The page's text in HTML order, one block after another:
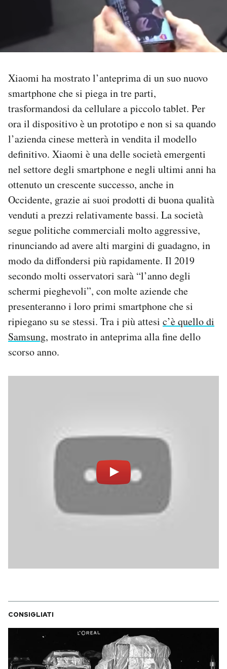
NEWSLETTER
SHOP
CALENDARIO
AREA PERSONALE
Newsletter
Notifiche mobile
Regala il Post
Hai bisogno di aiuto?
Esci
Xiaomi ha mostrato l’anteprima di un suo nuovo
smartphone che si piega in tre parti,
trasformandosi da cellulare a piccolo tablet. Per
ora il dispositivo è un prototipo e non si sa quando
l’azienda cinese metterà in vendita il modello
definitivo. Xiaomi è una delle società emergenti
nel settore degli smartphone e negli ultimi anni ha
ottenuto un crescente successo, anche in
Occidente, grazie ai suoi prodotti di buona qualità
venduti a prezzi relativamente bassi. La società
segue politiche commerciali molto aggressive,
rinunciando ad avere alti margini di guadagno, in
modo da diffondersi più rapidamente. Il 2019
secondo molti osservatori sarà “l’anno degli
schermi pieghevoli”, con molte aziende che
presenteranno i loro primi smartphone che si
ripiegano su se stessi. Tra i più attesi c’è quello di
Samsung, mostrato in anteprima alla fine dello
scorso anno.
CONSIGLIATI